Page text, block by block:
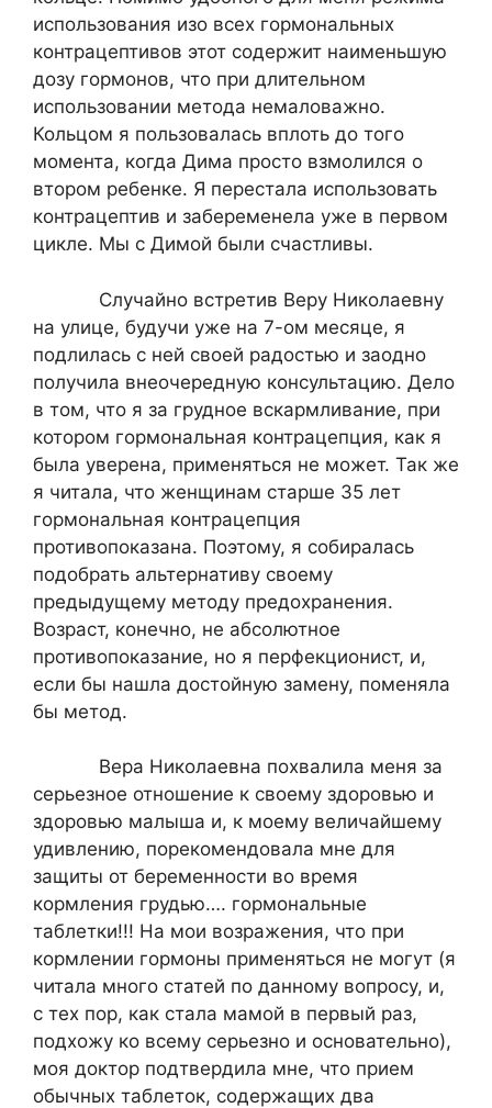
использования изо всех гормональных
контрацептивов этот содержит наименьшую
дозу гормонов, что при длительном
использовании метода немаловажно.
Кольцом я пользовалась вплоть до того
момента, когда Дима просто взмолился о
втором ребенке. Я перестала использовать
контрацептив и забеременела уже в первом
цикле. Мы с Димой были счастливы.
Случайно встретив Веру Николаевну
на улице, будучи уже на 7-ом месяце, я
подлилась с ней своей радостью и заодно
получила внеочередную консультацию. Дело
в том, что я за грудное вскармливание, при
котором гормональная контрацепция, как я
была уверена, применяться не может. Так же
я читала, что женщинам старше 35 лет
гормональная контрацепция
противопоказана. Поэтому, я собиралась
подобрать альтернативу своему
предыдущему методу предохранения.
Возраст, конечно, не абсолютное
противопоказание, но я перфекционист, и,
если бы нашла достойную замену, поменяла
бы метод.
Вера Николаевна похвалила меня за
серьезное отношение к своему здоровью и
здоровью малыша и, к моему величайшему
удивлению, порекомендовала мне для
защиты от беременности во время
кормления грудью…. гормональные
таблетки!!! На мои возражения, что при
кормлении гормоны применяться не могут (я
читала много статей по данному вопросу, и,
с тех пор, как стала мамой в первый раз,
подхожу ко всему серьезно и основательно),
моя доктор подтвердила мне, что прием
обычных таблеток, содержащих два